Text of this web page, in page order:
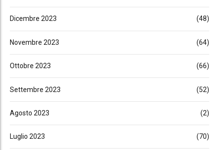
Dicembre 2023 (48)
Novembre 2023 (64)
Ottobre 2023 (66)
Settembre 2023 (52)
Agosto 2023 (2)
Luglio 2023 (70)